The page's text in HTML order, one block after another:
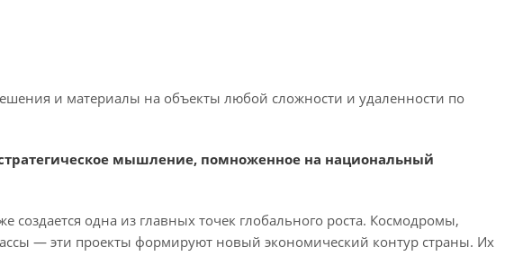
и материалы на объекты любой сложности и удаленности по
мышление, помноженное на национальный
одна из главных точек глобального роста. Космодромы,
— эти проекты формируют новый экономический контур страны. Их